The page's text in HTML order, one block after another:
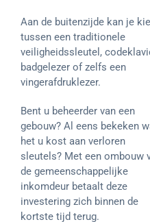
Aan de buitenzijde kan je
tussen een traditionele
veiligheidssleutel,
badgelezer of zelfs een
vingerafdruklezer.
Bent u beheerder van een
gebouw? Al eens bekeken
het u kost aan verloren
sleutels? Met een ombouw
de gemeenschappelijke
inkomdeur betaalt deze
investering zich binnen de
kortste tijd terug.